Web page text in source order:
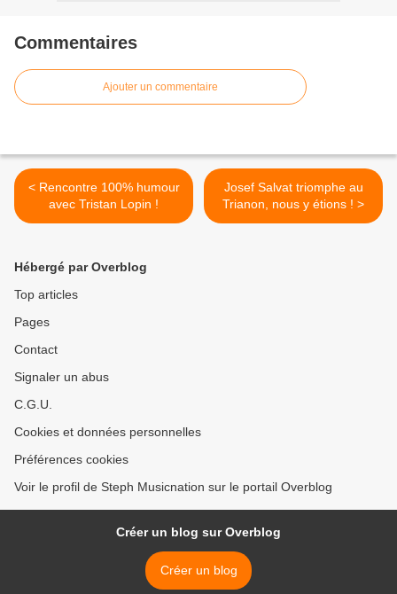
Commentaires
Ajouter un commentaire
< Rencontre 100% humour
avec Tristan Lopin !
Josef Salvat triomphe au
Trianon, nous y étions ! >
Hébergé par Overblog
Top articles
Pages
Contact
Signaler un abus
C.G.U.
Cookies et données personnelles
Préférences cookies
Voir le profil de Steph Musicnation sur le portail Overblog
Créer un blog sur Overblog
Créer un blog